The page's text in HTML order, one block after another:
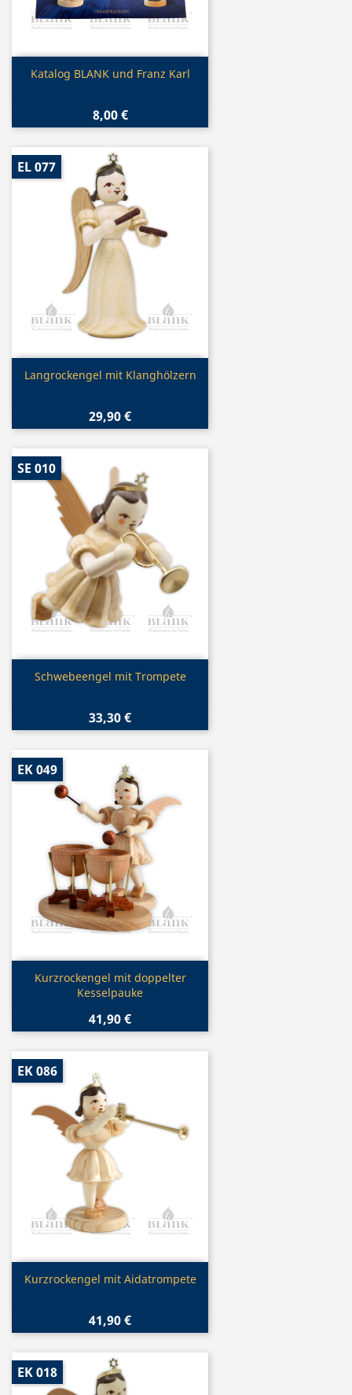
Vorschau
Katalog BLANK und Franz Karl
8,00 €
Vorschau
Langrockengel mit Klanghölzern
29,90 €
EL 077
Vorschau
Schwebeengel mit Trompete
33,30 €
SE 010
Vorschau
Kurzrockengel mit doppelter
Kesselpauke
41,90 €
EK 049
Vorschau
Kurzrockengel mit Aidatrompete
41,90 €
EK 086
EK 018